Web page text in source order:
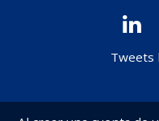
Tweets